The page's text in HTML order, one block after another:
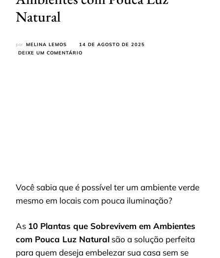
Natural
por MELINA LEMOS
14 DE AGOSTO DE 2025
DEIXE UM COMENTÁRIO
Você sabia que é possível ter um ambiente verde
mesmo em locais com pouca iluminação?
As 10 Plantas que Sobrevivem em Ambientes
com Pouca Luz Natural são a solução perfeita
para quem deseja embelezar sua casa sem se